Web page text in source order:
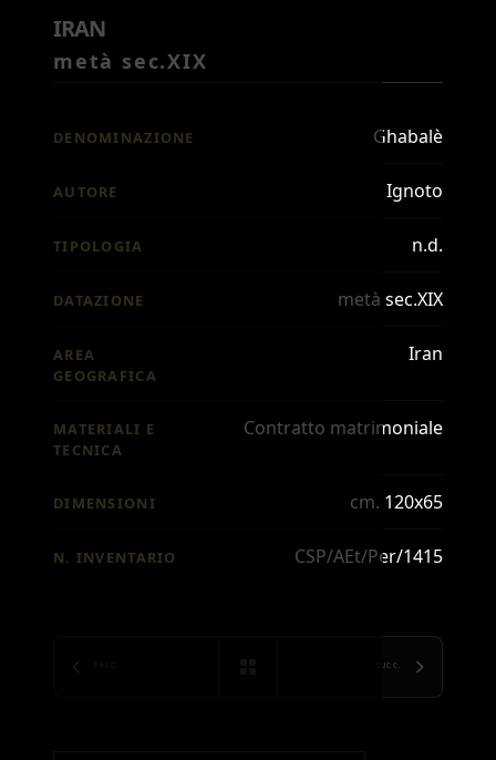
IRAN
metà sec.XIX
DENOMINAZIONE Ghabalè
AUTORE Ignoto
TIPOLOGIA n.d.
DATAZIONE metà sec.XIX
AREA
GEOGRAFICA
Iran
MATERIALI E
TECNICA
Contratto matrimoniale
DIMENSIONI cm. 120x65
N. INVENTARIO CSP/AEt/Per/1415
SUCC.